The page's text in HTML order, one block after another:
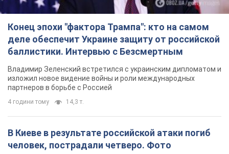
Конец эпохи "фактора Трампа": кто на самом
Владимир Зеленский встретился с украинским дипломатом и
изложил новое видение войны и роли международных